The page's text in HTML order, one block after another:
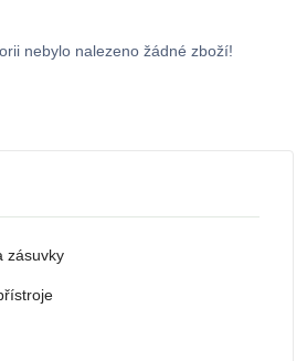
nebylo nalezeno žádné zboží!
zásuvky